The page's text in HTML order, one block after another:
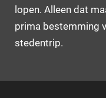
lopen. Alleen dat
prima bestemming
stedentrip.